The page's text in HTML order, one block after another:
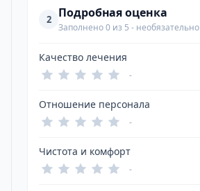
2 Подробная оценка
Заполнено 0 из 5 - необязательно
Качество лечения
-
Отношение персонала
-
Чистота и комфорт
-